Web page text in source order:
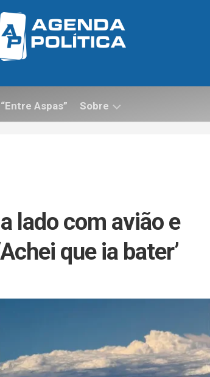
“Entre Aspas” Sobre
lado com avião e
que ia bater’